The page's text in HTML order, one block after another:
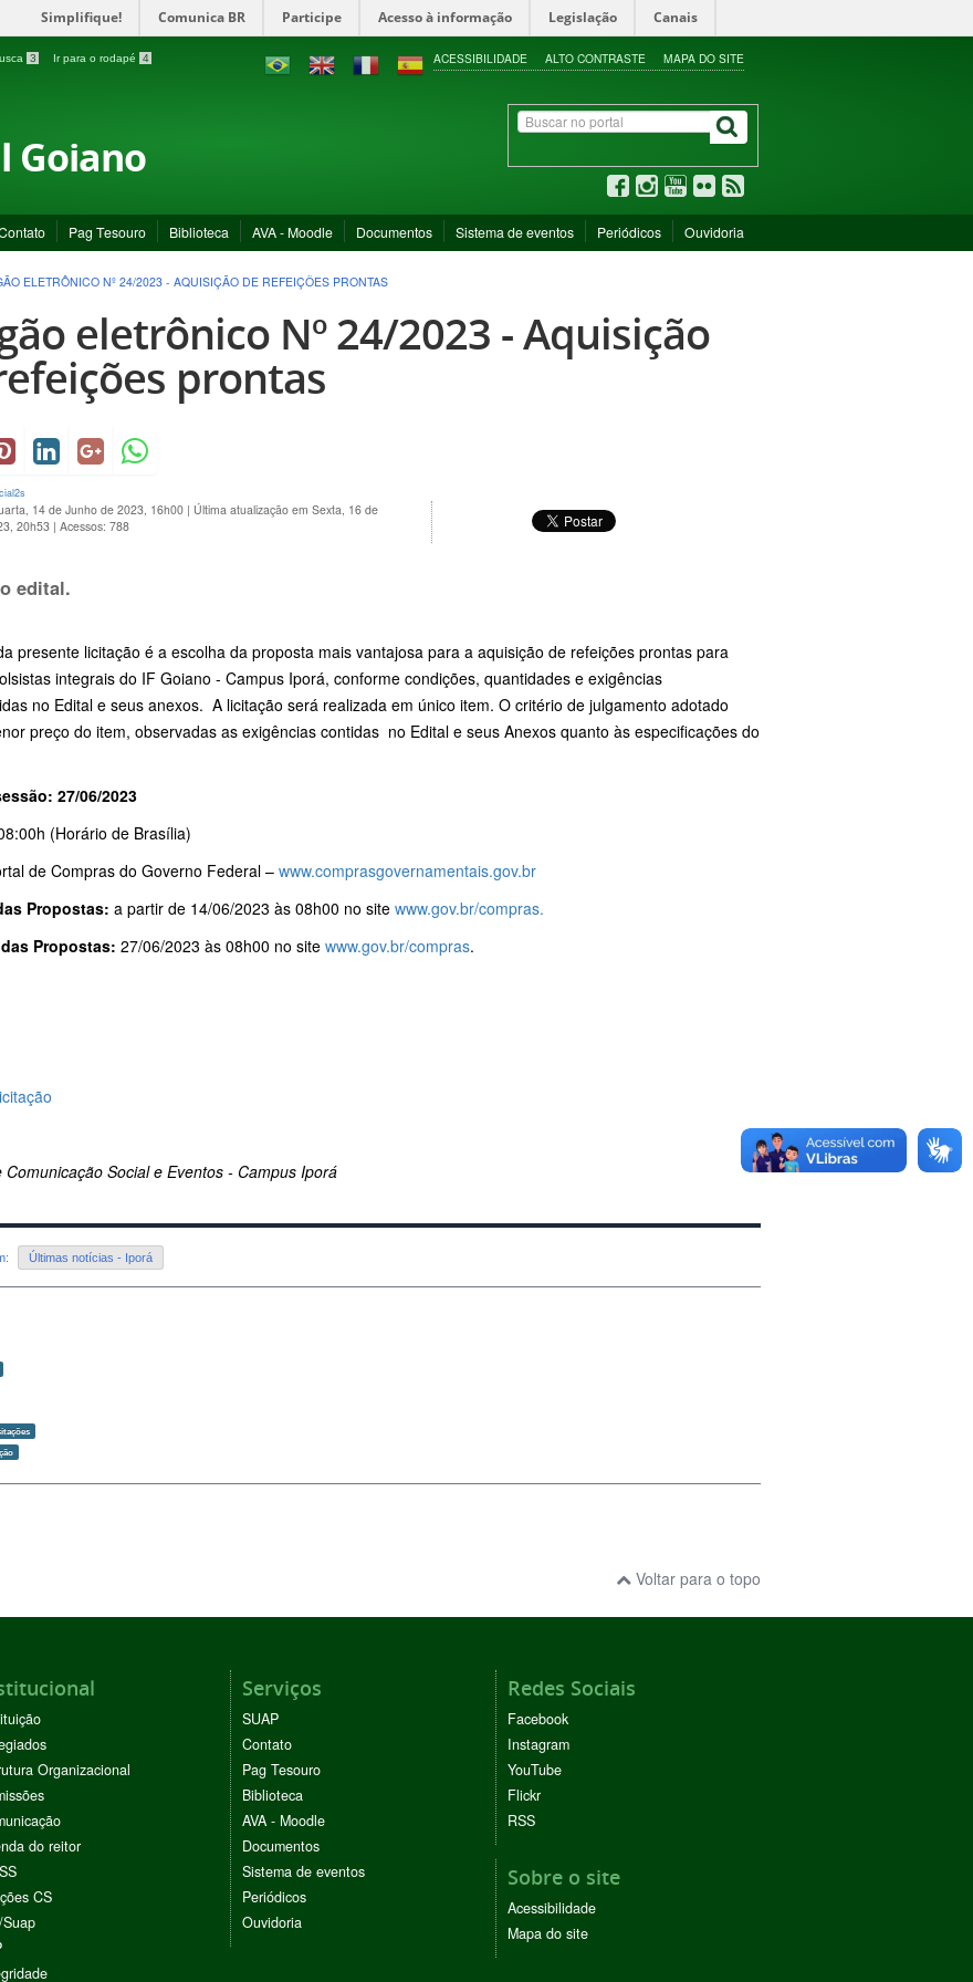
Simplifique! Comunica BR Participe Acesso à informação Legislação Canais
3 Ir para o rodapé 4 ACESSIBILIDADE ALTO CONTRASTE MAPA DO SITE
Goiano
Pag Tesouro Biblioteca AVA - Moodle Documentos Sistema de eventos Periódicos Ouvidoria
ELETRÔNICO Nº 24/2023 - AQUISIÇÃO DE REFEIÇÕES PRONTAS
eletrônico Nº 24/2023 - Aquisição
prontas
14 de Junho de 2023, 16h00 | Última atualização em Sexta, 16 de
20h53 | Acessos: 788
edital.
presente licitação é a escolha da proposta mais vantajosa para a aquisição de refeições prontas para
integrais do IF Goiano - Campus Iporá, conforme condições, quantidades e exigências
no Edital e seus anexos. A licitação será realizada em único item. O critério de julgamento adotado
preço do item, observadas as exigências contidas no Edital e seus Anexos quanto às especificações do
27/06/2023
(Horário de Brasília)
de Compras do Governo Federal – www.comprasgovernamentais.gov.br
Propostas: a partir de 14/06/2023 às 08h00 no site www.gov.br/compras.
Propostas: 27/06/2023 às 08h00 no site www.gov.br/compras.
Comunicação Social e Eventos - Campus Iporá
Últimas notícias - Iporá
Voltar para o topo
Organizacional
do reitor
CS
Serviços
SUAP
Contato
Pag Tesouro
Biblioteca
AVA - Moodle
Documentos
Sistema de eventos
Periódicos
Ouvidoria
Redes Sociais
Facebook
Instagram
YouTube
Flickr
RSS
Sobre o site
Acessibilidade
Mapa do site